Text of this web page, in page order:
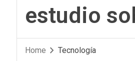
estudio
Home Tecnología